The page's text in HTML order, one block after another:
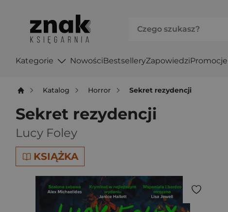
Kategorie NowościBestselleryZapowiedziPromocje
Katalog Horror Sekret rezydencji
Sekret rezydencji
Lucy Foley
KSIĄŻKA